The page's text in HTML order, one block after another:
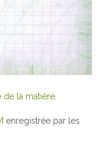
de la matière.
enregistrée par les